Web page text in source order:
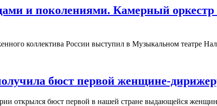
и поколениями. Камерный
коллектива России выступил в Музыкальном театре
бюст первой женщине-
открылся бюст первой в нашей стране выдающейся